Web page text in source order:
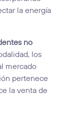
la energía
no
los
mercado
pertenece
la venta de